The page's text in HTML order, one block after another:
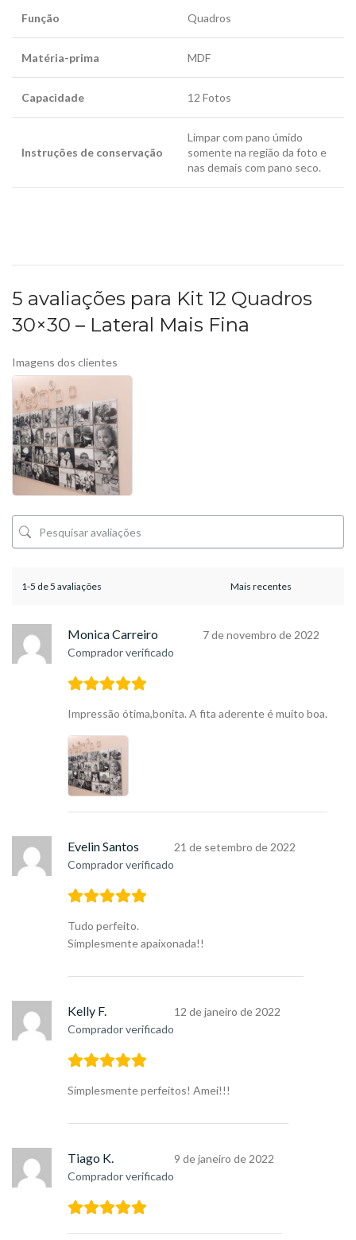
Função Quadros
Matéria-prima MDF
Capacidade 12 Fotos
Instruções de conservação
Limpar com pano úmido
somente na região da foto e
nas demais com pano seco.
5 avaliações para Kit 12 Quadros
30×30 – Lateral Mais Fina
Imagens dos clientes
1-5 de 5 avaliações
Monica Carreiro
Comprador verificado
7 de novembro de 2022
Impressão ótima,bonita. A fita aderente é muito boa.
Evelin Santos
Comprador verificado
21 de setembro de 2022
Tudo perfeito.
Simplesmente apaixonada!!
Kelly F.
Comprador verificado
12 de janeiro de 2022
Simplesmente perfeitos! Amei!!!
Tiago K.
Comprador verificado
9 de janeiro de 2022